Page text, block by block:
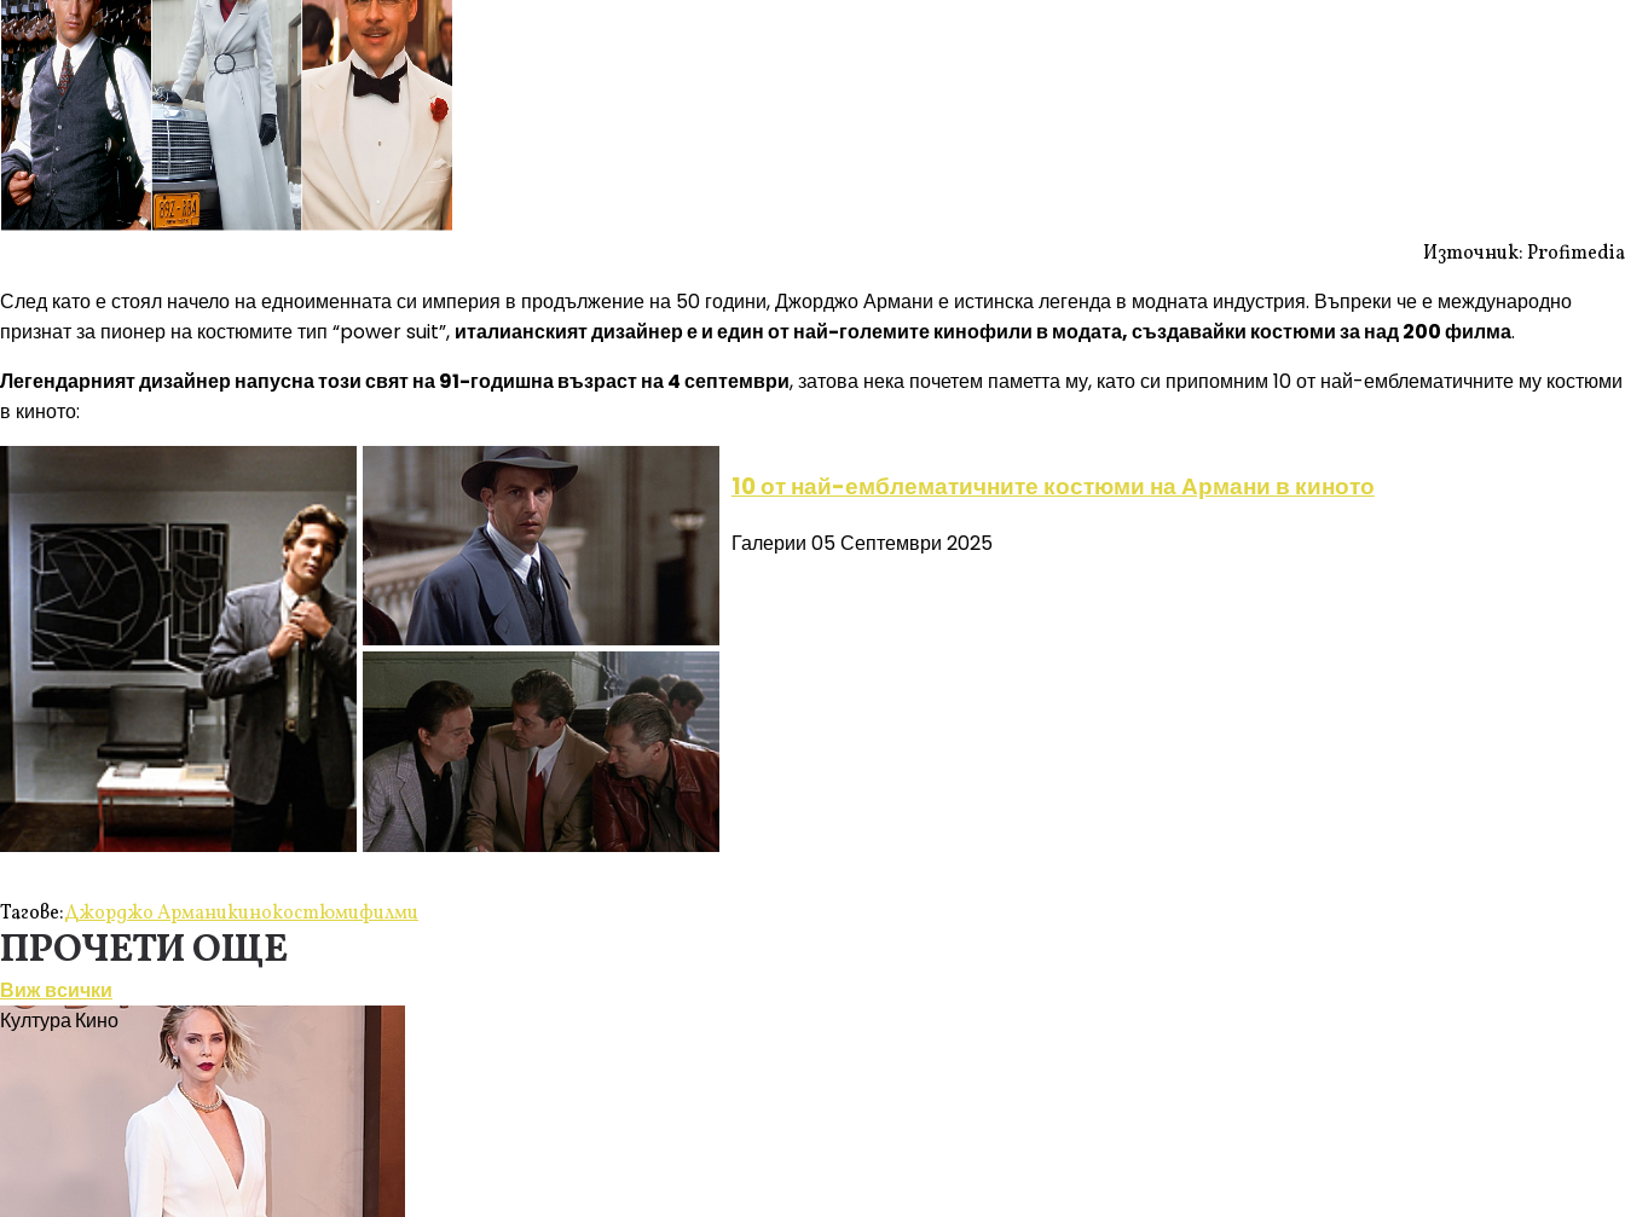
Източник: Profimedia
След като е стоял начело на едноименната си империя в продължение на 50 години, Джорджо Армани е истинска легенда в модната индустрия. Въпреки че е международно
признат за пионер на костюмите тип “power suit”, италианският дизайнер е и един от най-големите кинофили в модата, създавайки костюми за над 200 филма.
Легендарният дизайнер напусна този свят на 91-годишна възраст на 4 септември, затова нека почетем паметта му, като си припомним 10 от най-емблематичните му костюми
в киното:
10 от най-емблематичните костюми на Армани в киното
Галерии 05 Септември 2025
Тагове:Джорджо Арманикинокостюмифилми
ПРОЧЕТИ ОЩЕ
Виж всички
КултураКино